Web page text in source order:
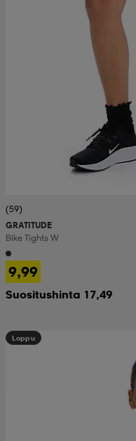
(59)
GRATITUDE
Bike Tights W
9,99
Suositushinta 17,49
Loppu